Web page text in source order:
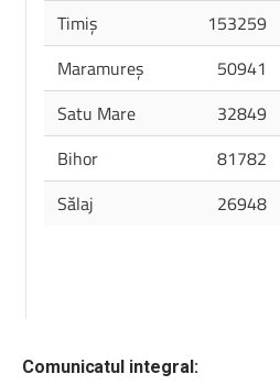
Comunicatul integral: